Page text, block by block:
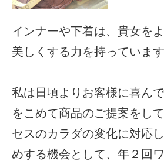
インナーや下着は、貴女を
美しくする力を持っています
私は日頃よりお客様に喜ん
をこめて商品のご提案をし
セスのカラダの変化に対応
めする機会として、年２回